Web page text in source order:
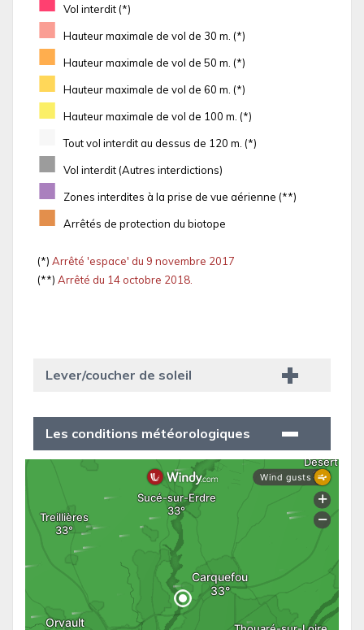
Vol interdit (*)
■ Hauteur maximale de vol de 30 m. (*)
■ Hauteur maximale de vol de 50 m. (*)
■ Hauteur maximale de vol de 60 m. (*)
■ Hauteur maximale de vol de 100 m. (*)
Tout vol interdit au dessus de 120 m. (*)
■ Vol interdit (Autres interdictions)
■ Zones interdites à la prise de vue aérienne (**)
■ Arrêtés de protection du biotope
(*) Arrêté 'espace' du 9 novembre 2017
(**) Arrêté du 14 octobre 2018.
Lever/coucher de soleil
Les conditions météorologiques